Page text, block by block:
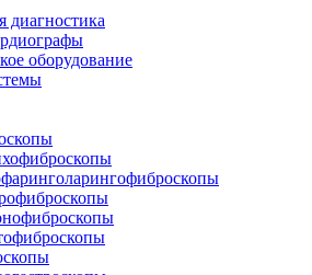
диагностика
оборудование